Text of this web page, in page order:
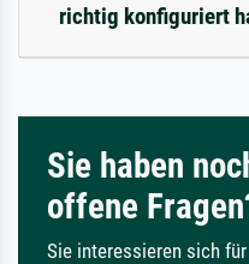
richtig konfiguriert
Sie haben
offene
Sie interessieren sich